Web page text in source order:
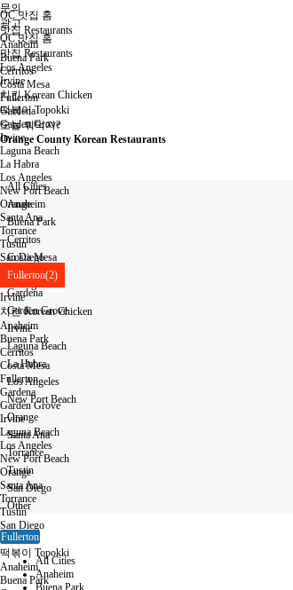
OC 맛집 홈
맛집 Restaurants
Anaheim
Buena Park
Cerritos
Costa Mesa
Fullerton
Gardena
Garden Grove
Irvine
Laguna Beach
La Habra
Los Angeles
New Port Beach
Orange
Santa Ana
Torrance
Tustin
San Diego
Other
Los Angeles
Irvine
치킨 Korean Chicken
Anaheim
Buena Park
Cerritos
Costa Mesa
Fullerton
Gardena
Garden Grove
Irvine
Laguna Beach
Los Angeles
New Port Beach
Orange
Santa Ana
Torrance
Tustin
San Diego
Other
떡볶이 Topokki
Anaheim
Buena Park
문의
광고
OC 맛집 홈
맛집 Restaurants
Los Angeles
Irvine
치킨 Korean Chicken
떡볶이 Topokki
오늘 뭐먹지?
Orange County Korean Restaurants
All Cities
Anaheim
Buena Park
Cerritos
Costa Mesa
Fullerton(2)
Gardena
Garden Grove
Irvine
Laguna Beach
La Habra
Los Angeles
New Port Beach
Orange
Santa Ana
Torrance
Tustin
San Diego
Other
Fullerton
All Cities
Anaheim
Buena Park